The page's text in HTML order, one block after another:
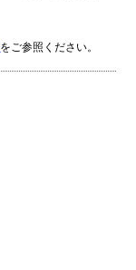
をご参照ください。